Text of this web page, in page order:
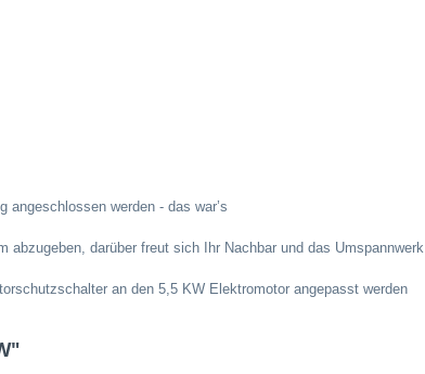
werden - das war’s
darüber freut sich Ihr Nachbar und das Umspannwerk
an den 5,5 KW Elektromotor angepasst werden